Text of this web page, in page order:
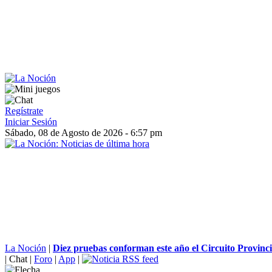
Regístrate
Iniciar Sesión
Sábado, 08 de Agosto de 2026 - 6:57 pm
La Noción | Diez pruebas conforman este año el Circuito
| Chat | Foro | App |